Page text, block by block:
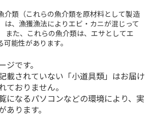
類（これらの魚介類を原材料として製造
は、漁獲漁法によりエビ・カニが混じって
また、これらの魚介類は、エサとしてエ
能性があります。
ジです。
載されていない「小道具類」はお届け
ておりません。
になるパソコンなどの環境により、実
あります。